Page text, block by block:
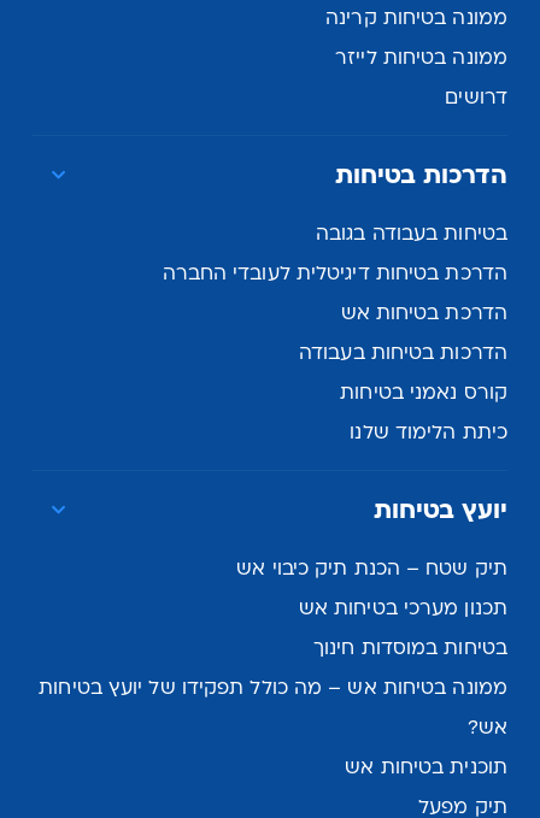
ממונה בטיחות קרינה
ממונה בטיחות לייזר
דרושים
הדרכות בטיחות
בטיחות בעבודה בגובה
הדרכת בטיחות דיגיטלית לעובדי החברה
הדרכת בטיחות אש
הדרכות בטיחות בעבודה
קורס נאמני בטיחות
כיתת הלימוד שלנו
יועץ בטיחות
תיק שטח – הכנת תיק כיבוי אש
תכנון מערכי בטיחות אש
בטיחות במוסדות חינוך
ממונה בטיחות אש – מה כולל תפקידו של יועץ בטיחות
אש?
תוכנית בטיחות אש
תיק מפעל